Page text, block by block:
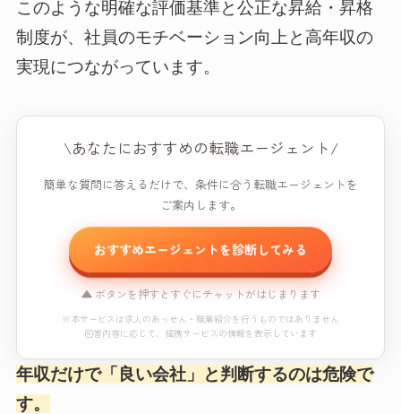
このような明確な評価基準と公正な昇給・昇格
制度が、社員のモチベーション向上と高年収の
実現につながっています。
\あなたにおすすめの転職エージェント/
簡単な質問に答えるだけで、条件に合う転職エージェントを
ご案内します。
おすすめエージェントを診断してみる
▲ ボタンを押すとすぐにチャットがはじまります
※本サービスは求人のあっせん・職業紹介を行うものではありません
回答内容に応じて、提携サービスの情報を表示しています
おすすめエージェント診断
年収だけで「良い会社」と判断するのは危険で
す。